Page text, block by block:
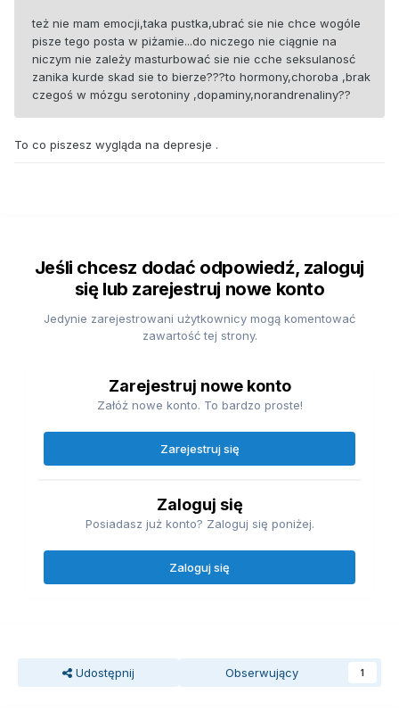
też nie mam emocji,taka pustka,ubrać sie nie chce wogóle
pisze tego posta w piżamie...do niczego nie ciągnie na
niczym nie zależy masturbować sie nie cche seksulanosć
zanika kurde skad sie to bierze???to hormony,choroba ,brak
czegoś w mózgu serotoniny ,dopaminy,norandrenaliny??
To co piszesz wygląda na depresje .
Jeśli chcesz dodać odpowiedź, zaloguj
się lub zarejestruj nowe konto
Jedynie zarejestrowani użytkownicy mogą komentować
zawartość tej strony.
Zarejestruj nowe konto
Załóż nowe konto. To bardzo proste!
Zarejestruj się
Zaloguj się
Posiadasz już konto? Zaloguj się poniżej.
Zaloguj się
Udostępnij Obserwujący 1